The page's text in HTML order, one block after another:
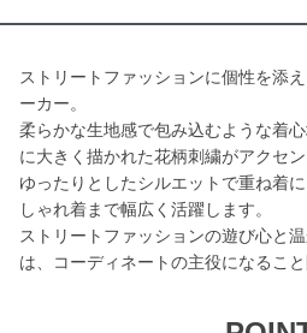
ストリートファッションに個性を添
ーカー。
柔らかな生地感で包み込むような着
に大きく描かれた花柄刺繍がアクセン
ゆったりとしたシルエットで重ね着
しゃれ着まで幅広く活躍します。
ストリートファッションの遊び心と
は、コーディネートの主役になること